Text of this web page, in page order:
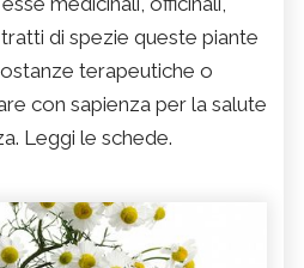
di spezie queste piante
terapeutiche o
con sapienza per la salute
Leggi le schede.